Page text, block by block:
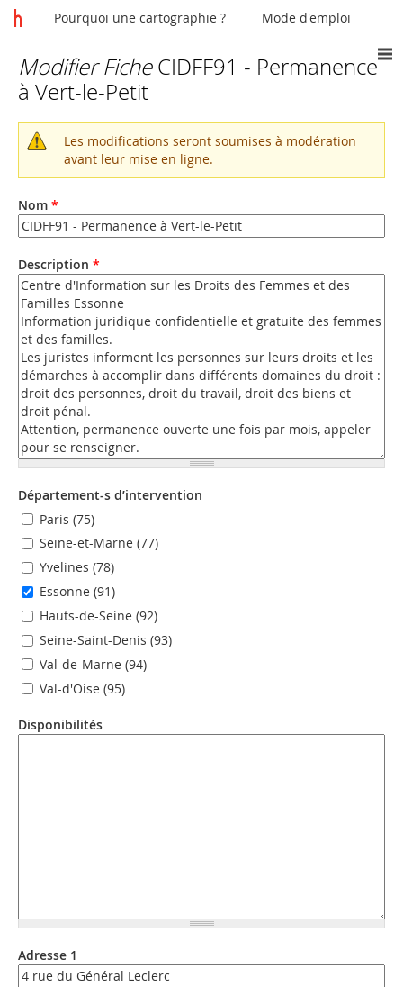
Vous
êtes
ici
Modifier FicheCIDFF91 - Permanence
à Vert-le-Petit
Message
d'avertissement
Les modifications seront soumises à modération
avant leur mise en ligne.
Nom *
Description *
Département-s d’intervention
Paris (75)
Seine-et-Marne (77)
Yvelines (78)
Essonne (91)
Hauts-de-Seine (92)
Seine-Saint-Denis (93)
Val-de-Marne (94)
Val-d'Oise (95)
Disponibilités
Adresse 1
Pourquoi une cartographie ? Mode d'emploi